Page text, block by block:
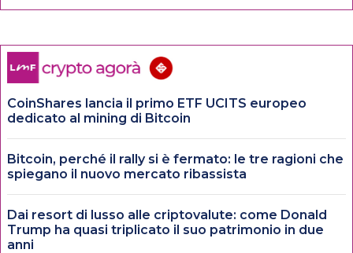
CoinShares lancia il primo ETF UCITS europeo
dedicato al mining di Bitcoin
Bitcoin, perché il rally si è fermato: le tre ragioni che
spiegano il nuovo mercato ribassista
Dai resort di lusso alle criptovalute: come Donald
Trump ha quasi triplicato il suo patrimonio in due
anni